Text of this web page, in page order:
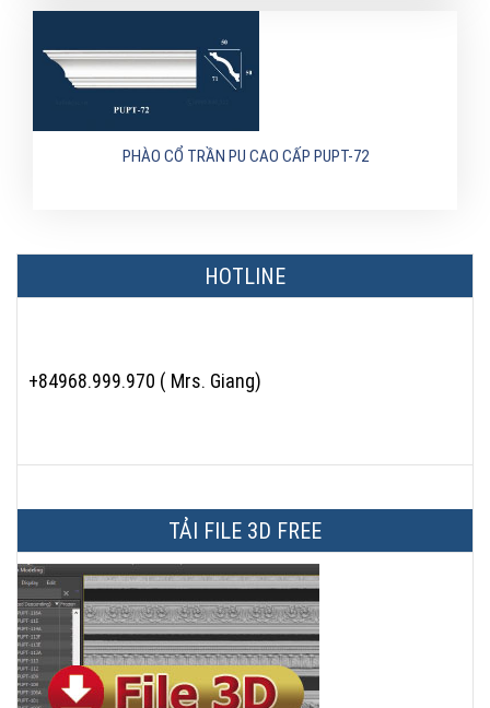
PHÀO CỔ TRẦN PU CAO CẤP PUPT-72
HOTLINE
+84968.999.970 ( Mrs. Giang)
TẢI FILE 3D FREE